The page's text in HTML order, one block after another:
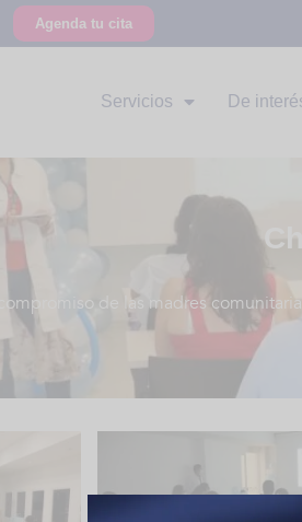
Agenda tu cita
Servicios De
de las madres